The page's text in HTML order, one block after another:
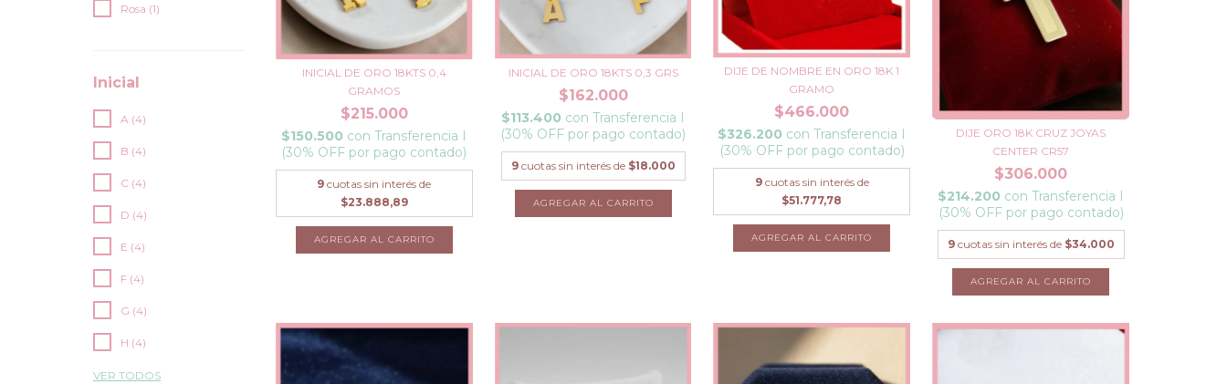
Rosa (1)
Inicial
A (4)
B (4)
C (4)
D (4)
E (4)
F (4)
G (4)
H (4)
VER TODOS
INICIAL DE ORO 18KTS 0,4
GRAMOS
$215.000
$150.500 con Transferencia I
(30% OFF por pago contado)
9 cuotas sin interés de
$23.888,89
AGREGAR AL CARRITO
INICIAL DE ORO 18KTS 0,3 GRS
$162.000
$113.400 con Transferencia I
(30% OFF por pago contado)
9 cuotas sin interés de $18.000
AGREGAR AL CARRITO
DIJE DE NOMBRE EN ORO 18K 1
GRAMO
$466.000
$326.200 con Transferencia I
(30% OFF por pago contado)
9 cuotas sin interés de
$51.777,78
AGREGAR AL CARRITO
DIJE ORO 18K CRUZ JOYAS
CENTER CR57
$306.000
$214.200 con Transferencia I
(30% OFF por pago contado)
9 cuotas sin interés de $34.000